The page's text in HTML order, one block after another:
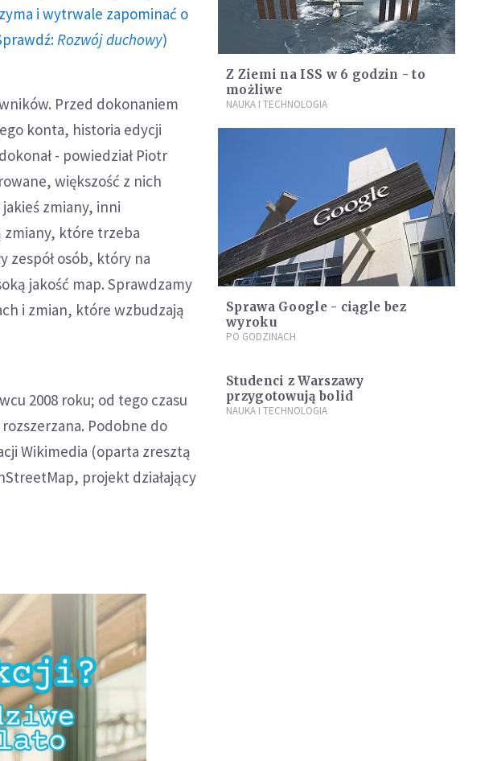
i wytrwale zapominać o
Rozwój duchowy)
Przed dokonaniem
konta, historia edycji
- powiedział Piotr
większość z nich
zmiany, inni
zmiany, które trzeba
zespół osób, który na
jakość map. Sprawdzamy
i zmian, które wzbudzają
2008 roku; od tego czasu
Podobne do
Wikimedia (oparta zresztą
projekt działający
Z Ziemi na ISS w 6 godzin - to
możliwe
NAUKA I TECHNOLOGIA
Sprawa Google - ciągle bez
wyroku
PO GODZINACH
Studenci z Warszawy
przygotowują bolid
NAUKA I TECHNOLOGIA